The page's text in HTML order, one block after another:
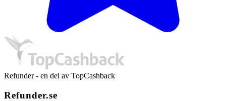
Refunder - en del av TopCashback
Refunder.se